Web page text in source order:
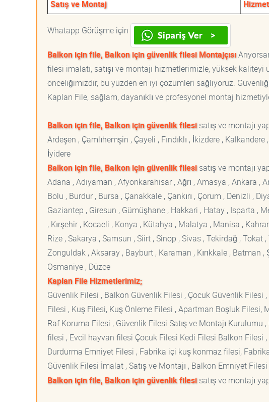
Satış ve Montaj
Whatapp Görüşme için
Balkon için file, Balkon için güvenlik filesi Montajçısı
filesi imalatı, satışı ve montajı hizmetlerimizle, yüksek
önceliğimizdir, bu yüzden en iyi çözümleri sağlıyoruz.
Kaplan File, sağlam, dayanıklı ve profesyonel montaj
Balkon için file, Balkon için güvenlik filesisatış ve montajı
Ardeşen , Çamlıhemşin , Çayeli , Fındıklı , İkizdere ,
İyidere
Balkon için file, Balkon için güvenlik filesisatış ve montajı
Adana , Adıyaman , Afyonkarahisar , Ağrı , Amasya , Ankara ,
Bolu , Burdur , Bursa , Çanakkale , Çankırı , Çorum , Denizli ,
Gaziantep , Giresun , Gümüşhane , Hakkari , Hatay , Isparta ,
, Kırşehir , Kocaeli , Konya , Kütahya , Malatya , Manisa ,
Rize , Sakarya , Samsun , Siirt , Sinop , Sivas , Tekirdağ , Tokat
Zonguldak , Aksaray , Bayburt , Karaman , Kırıkkale , Batman ,
Osmaniye , Düzce
Kaplan File Hizmetlerimiz;
Güvenlik Filesi , Balkon Güvenlik Filesi , Çocuk Güvenlik
Filesi , Kuş Filesi, Kuş Önleme Filesi , Apartman Boşluk Filesi,
Raf Koruma Filesi , Güvenlik Filesi Satış ve Montajı
filesi , Evcil hayvan filesi Çocuk Filesi Kedi Filesi Balkon Filesi ,
Durdurma Emniyet Filesi , Fabrika içi kuş konmaz filesi,
Güvenlik Filesi İmalat , Satış ve Montajı , Balkon Emniyet
Balkon için file, Balkon için güvenlik filesisatış ve montajı